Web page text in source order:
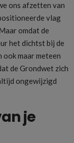
ons afzetten van
vlag
omdat de
het dichtst bij de
maar meteen
de Grondwet zich
ongewijzigd
je